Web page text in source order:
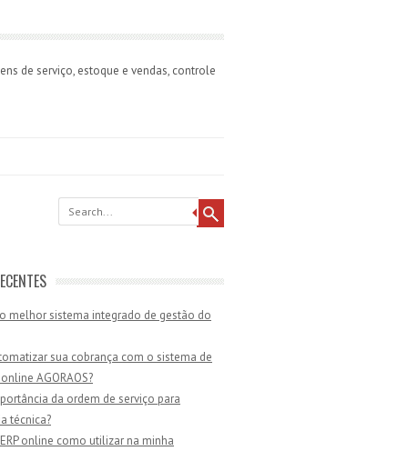
de serviço, estoque e vendas, controle
melhor sistema integrado de gestão do
sua cobrança com o sistema de
AGORAOS?
da ordem de serviço para
técnica?
online como utilizar na minha